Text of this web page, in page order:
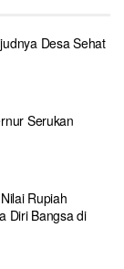
Desa Sehat
Serukan
Rupiah
Diri Bangsa di